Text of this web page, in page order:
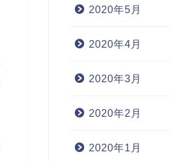
2020年5月
2020年4月
2020年3月
2020年2月
2020年1月